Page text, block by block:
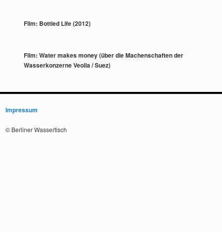
Film: Bottled Life (2012)
Film: Water makes money (über die Machenschaften der
Wasserkonzerne Veolia / Suez)
Impressum
© Berliner Wassertisch